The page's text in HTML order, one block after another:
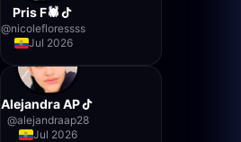
Pris F🕷️
@nicolefloressss
Jul 2026
Alejandra AP
@alejandraap28
Jul 2026